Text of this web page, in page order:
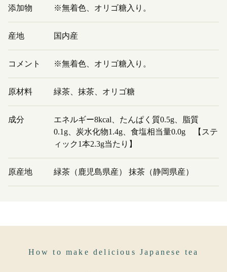
添加物 ※無着色、オリゴ糖入り。
産地 国内産
コメント ※無着色、オリゴ糖入り。
原材料 緑茶、抹茶、オリゴ糖
成分
エネルギー8kcal、たんぱく質0.5g、脂質
0.1g、炭水化物1.4g、食塩相当量0.0g 【ステ
ィック1本2.3g当たり】
原産地 緑茶（鹿児島県産） 抹茶（静岡県産）
How to make delicious Japanese tea